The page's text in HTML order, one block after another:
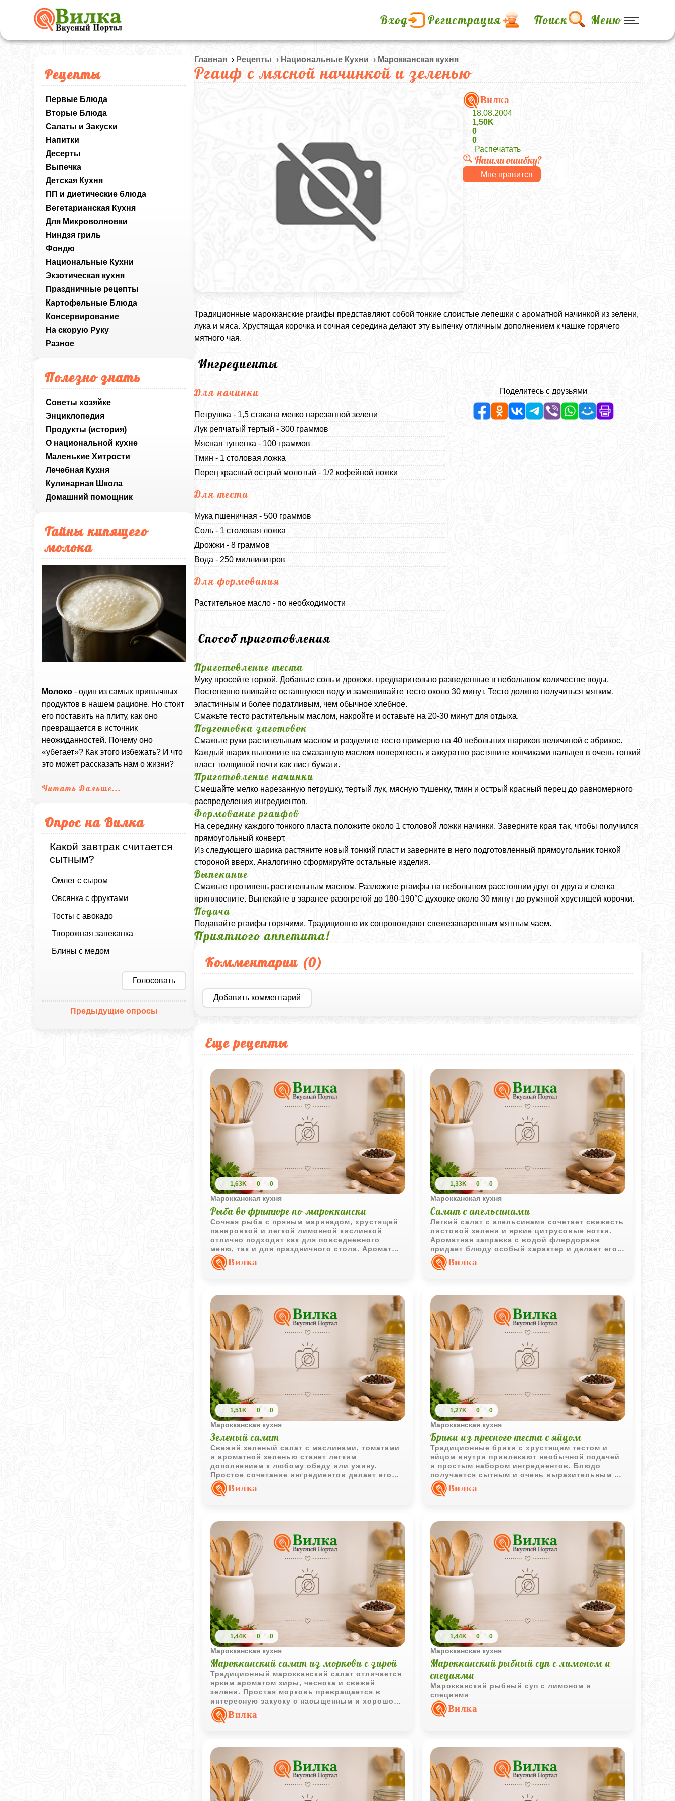
Вход Регистрация Поиск Меню
Рецепты
Первые Блюда
Вторые Блюда
Салаты и Закуски
Напитки
Десерты
Выпечка
Детская Кухня
ПП и диетические блюда
Вегетарианская Кухня
Для Микроволновки
Ниндзя гриль
Фондю
Национальные Кухни
Экзотическая кухня
Праздничные рецепты
Картофельные Блюда
Консервирование
На скорую Руку
Разное
Полезно знать
Советы хозяйке
Энциклопедия
Продукты (история)
О национальной кухне
Маленькие Хитрости
Лечебная Кухня
Кулинарная Школа
Домашний помощник
Тайны кипящего
молока
Молоко - один из самых привычных
продуктов в нашем рационе. Но стоит
его поставить на плиту, как оно
превращается в источник
неожиданностей. Почему оно
«убегает»? Как этого избежать? И что
это может рассказать нам о жизни?
Читать Дальше...
Опрос на Вилка
Какой завтрак считается
сытным?
Омлет с сыром
Овсянка с фруктами
Тосты с авокадо
Творожная запеканка
Блины с медом
Голосовать
Предыдущие опросы
Главная › Рецепты › Национальные Кухни › Марокканская кухня
Ргаиф с мясной начинкой и зеленью
Вилка
18.08.2004
1,50K
0
0
Распечатать
Нашли ошибку?
Мне нравится
Традиционные марокканские ргаифы представляют собой тонкие слоистые лепешки с ароматной начинкой из зелени,
лука и мяса. Хрустящая корочка и сочная середина делают эту выпечку отличным дополнением к чашке горячего
мятного чая.
Ингредиенты
Для начинки
Петрушка - 1,5 стакана мелко нарезанной зелени
Лук репчатый тертый - 300 граммов
Мясная тушенка - 100 граммов
Тмин - 1 столовая ложка
Перец красный острый молотый - 1/2 кофейной ложки
Для теста
Мука пшеничная - 500 граммов
Соль - 1 столовая ложка
Дрожжи - 8 граммов
Вода - 250 миллилитров
Для формования
Растительное масло - по необходимости
Поделитесь с друзьями
Способ приготовления
Приготовление теста
Муку просейте горкой. Добавьте соль и дрожжи, предварительно разведенные в небольшом количестве воды.
Постепенно вливайте оставшуюся воду и замешивайте тесто около 30 минут. Тесто должно получиться мягким,
эластичным и более податливым, чем обычное хлебное.
Смажьте тесто растительным маслом, накройте и оставьте на 20-30 минут для отдыха.
Подготовка заготовок
Смажьте руки растительным маслом и разделите тесто примерно на 40 небольших шариков величиной с абрикос.
Каждый шарик выложите на смазанную маслом поверхность и аккуратно растяните кончиками пальцев в очень тонкий
пласт толщиной почти как лист бумаги.
Приготовление начинки
Смешайте мелко нарезанную петрушку, тертый лук, мясную тушенку, тмин и острый красный перец до равномерного
распределения ингредиентов.
Формование ргаифов
На середину каждого тонкого пласта положите около 1 столовой ложки начинки. Заверните края так, чтобы получился
прямоугольный конверт.
Из следующего шарика растяните новый тонкий пласт и заверните в него подготовленный прямоугольник тонкой
стороной вверх. Аналогично сформируйте остальные изделия.
Выпекание
Смажьте противень растительным маслом. Разложите ргаифы на небольшом расстоянии друг от друга и слегка
приплюсните. Выпекайте в заранее разогретой до 180-190°C духовке около 30 минут до румяной хрустящей корочки.
Подача
Подавайте ргаифы горячими. Традиционно их сопровождают свежезаваренным мятным чаем.
Приятного аппетита!
Комментарии (0)
Добавить комментарий
Еще рецепты
1,63K 0 0
Марокканская кухня
Рыба во фритюре по-мароккански
Сочная рыба с пряным маринадом, хрустящей
панировкой и легкой лимонной кислинкой
отлично подходит как для повседневного
меню, так и для праздничного стола. Аромат
кинзы и восточных специй делает блюдо
особенно выразительным.
Вилка
1,33K 0 0
Марокканская кухня
Салат с апельсинами
Легкий салат с апельсинами сочетает свежесть
листовой зелени и яркие цитрусовые нотки.
Ароматная заправка с водой флердоранж
придает блюду особый характер и делает его
отличным выбором для праздничного стола.
Вилка
1,51K 0 0
Марокканская кухня
Зеленый салат
Свежий зеленый салат с маслинами, томатами
и ароматной зеленью станет легким
дополнением к любому обеду или ужину.
Простое сочетание ингредиентов делает его
универсальным для повседневного меню.
Вилка
1,27K 0 0
Марокканская кухня
Брики из пресного теста с яйцом
Традиционные брики с хрустящим тестом и
яйцом внутри привлекают необычной подачей
и простым набором ингредиентов. Блюдо
получается сытным и очень выразительным по
вкусу.Вилка
1,44K 0 0
Марокканская кухня
Марокканский салат из моркови с зирой
Традиционный марокканский салат отличается
ярким ароматом зиры, чеснока и свежей
зелени. Простая морковь превращается в
интересную закуску с насыщенным и хорошо
сбалансированным вкусом.
Вилка
1,44K 0 0
Марокканская кухня
Марокканский рыбный суп с лимоном и
специями
Марокканский рыбный суп с лимоном и
специями
Вилка